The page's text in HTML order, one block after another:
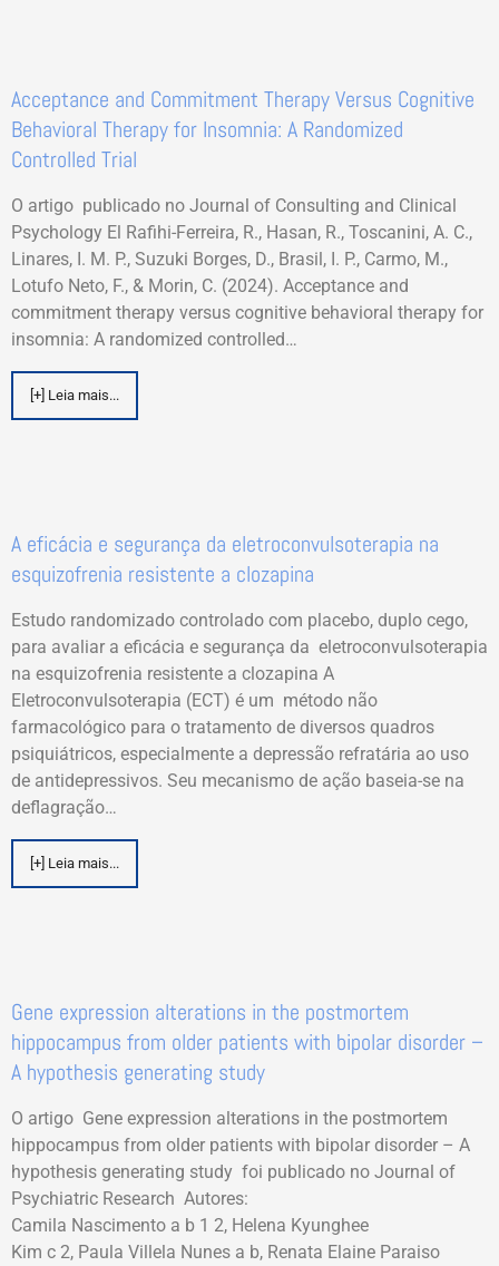
Acceptance and Commitment Therapy Versus Cognitive
Behavioral Therapy for Insomnia: A Randomized
Controlled Trial
O artigo publicado no Journal of Consulting and Clinical
Psychology El Rafihi-Ferreira, R., Hasan, R., Toscanini, A. C.,
Linares, I. M. P., Suzuki Borges, D., Brasil, I. P., Carmo, M.,
Lotufo Neto, F., & Morin, C. (2024). Acceptance and
commitment therapy versus cognitive behavioral therapy for
insomnia: A randomized controlled…
[+] Leia mais...
A eficácia e segurança da eletroconvulsoterapia na
esquizofrenia resistente a clozapina
Estudo randomizado controlado com placebo, duplo cego,
para avaliar a eficácia e segurança da eletroconvulsoterapia
na esquizofrenia resistente a clozapina A
Eletroconvulsoterapia (ECT) é um método não
farmacológico para o tratamento de diversos quadros
psiquiátricos, especialmente a depressão refratária ao uso
de antidepressivos. Seu mecanismo de ação baseia-se na
deflagração…
[+] Leia mais...
Gene expression alterations in the postmortem
hippocampus from older patients with bipolar disorder –
A hypothesis generating study
O artigo Gene expression alterations in the postmortem
hippocampus from older patients with bipolar disorder – A
hypothesis generating study foi publicado no Journal of
Psychiatric Research Autores:
Camila Nascimento a b 1 2, Helena Kyunghee
Kim c 2, Paula Villela Nunes a b, Renata Elaine Paraiso